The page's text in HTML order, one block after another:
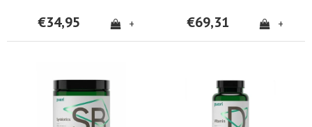
€34,95 + €69,31 +